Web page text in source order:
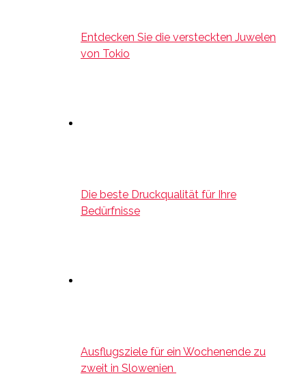
Entdecken Sie die versteckten Juwelen
von Tokio
Die beste Druckqualität für Ihre
Bedürfnisse
Ausflugsziele für ein Wochenende zu
zweit in Slowenien